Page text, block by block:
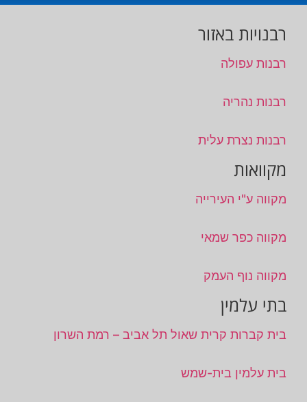
רבנויות באזור
רבנות עפולה
רבנות נהריה
רבנות נצרת עלית
מקוואות
מקווה ע"י העירייה
מקווה כפר שמאי
מקווה נוף העמק
בתי עלמין
בית קברות קרית שאול תל אביב – רמת השרון
בית עלמין בית-שמש